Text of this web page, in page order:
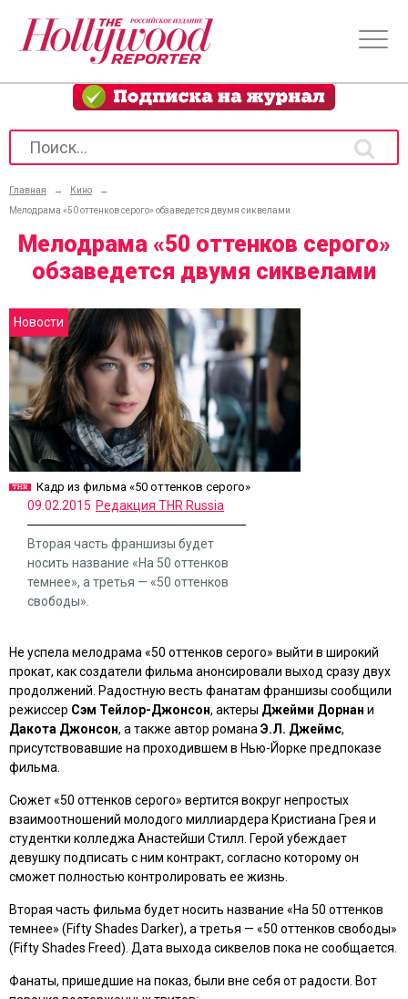
Главная → Кино
→
Мелодрама «50 оттенков серого» обзаведется двумя сиквелами
Мелодрама «50 оттенков серого»
обзаведется двумя сиквелами
Новости
Кадр из фильма «50 оттенков серого»
09.02.2015 Редакция THR Russia
Вторая часть франшизы будет
носить название «На 50 оттенков
темнее», а третья — «50 оттенков
свободы».
Не успела мелодрама «50 оттенков серого» выйти в широкий
прокат, как создатели фильма анонсировали выход сразу двух
продолжений. Радостную весть фанатам франшизы сообщили
режиссер Сэм Тейлор-Джонсон, актеры Джейми Дорнан и
Дакота Джонсон, а также автор романа Э.Л. Джеймс,
присутствовавшие на проходившем в Нью-Йорке предпоказе
фильма.
Сюжет«50 оттенков серого» вертится вокруг непростых
взаимоотношений молодого миллиардера Кристиана Грея и
студентки колледжа Анастейши Стилл. Герой убеждает
девушку подписать с ним контракт, согласно которому он
сможет полностью контролировать ее жизнь.
Вторая часть фильма будет носить название «На 50 оттенков
темнее» (Fifty Shades Darker), а третья — «50 оттенков свободы»
(Fifty Shades Freed). Дата выхода сиквелов пока не сообщается.
Фанаты, пришедшие на показ, были вне себя от радости. Вот